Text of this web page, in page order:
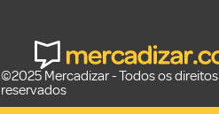
©2025 Mercadizar - Todos os direitos
reservados